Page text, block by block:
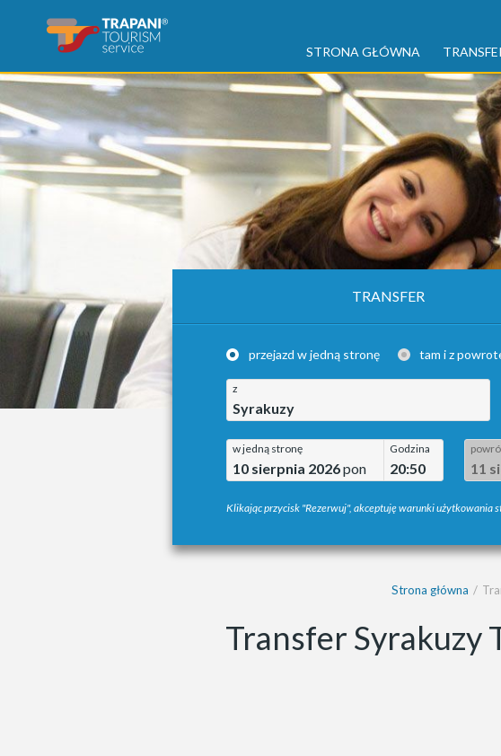
STRONA GŁÓWNA
TRANSFER
przejazd w jedną stronę tam i z
z
Syrakuzy
w jedną stronę
10 sierpnia 2026pon
Godzina
20:50 11
Klikając przycisk "Rezerwuj", akceptuję warunki użytkowania
Strona główna
Transfer Syrakuzy